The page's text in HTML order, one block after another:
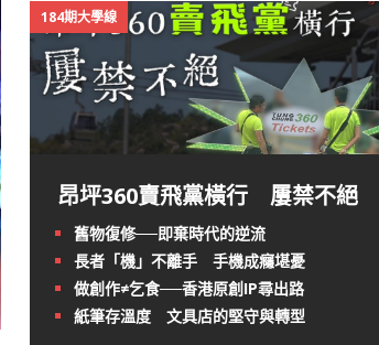
184期大學線
昂坪360賣飛黨橫行 屢禁不絕
舊物復修──即棄時代的逆流
長者「機」不離手 手機成癮堪憂
做創作≠乞食──香港原創IP尋出路
紙筆存溫度 文具店的堅守與轉型